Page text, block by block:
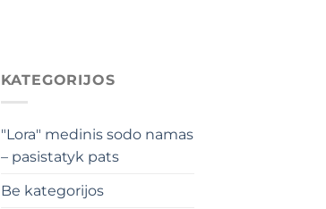
KATEGORIJOS
"Lora" medinis sodo namas
– pasistatyk pats
Be kategorijos